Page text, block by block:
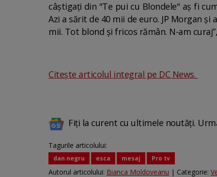
câștigați din "Te pui cu Blondele" aș fi
Azi a sărit de 40 mii de euro. JP Morgan
mii. Tot blond și fricos rămân. N-am
Citește articolul integral pe DC News.
Fiți la curent cu ultimele noutăți.
Tagurile articolului:
dan negru esca mesaj Pro tv
Autorul articolului: Bianca Moldoveanu | Categorie: